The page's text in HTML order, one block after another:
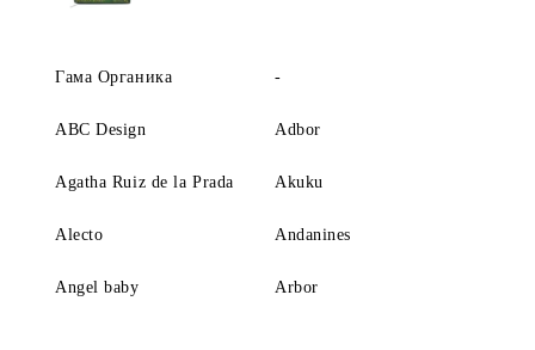
Гама Органика -
ABC Design Adbor
Agatha Ruiz de la Prada Akuku
Alecto Andanines
Angel baby Arbor